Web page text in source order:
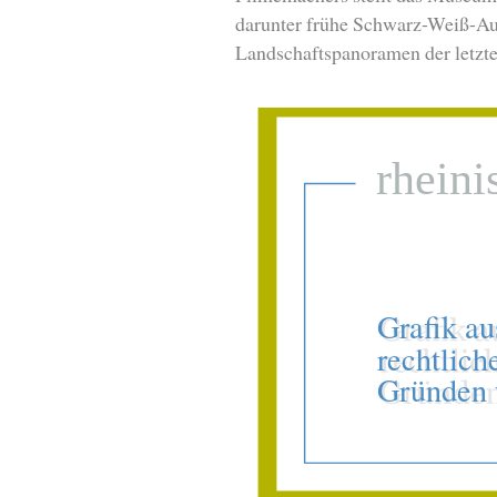
darunter frühe Schwarz-Weiß-
Landschaftspanoramen der